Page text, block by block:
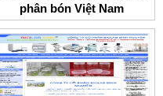
phân bón Việt Nam